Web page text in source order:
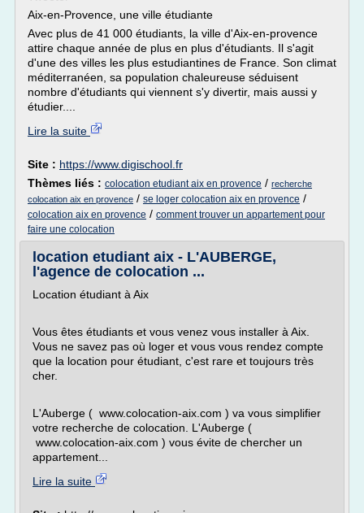
Aix-en-Provence, une ville étudiante
Avec plus de 41 000 étudiants, la ville d'Aix-en-provence
attire chaque année de plus en plus d'étudiants. Il s'agit
d'une des villes les plus estudiantines de France. Son climat
méditerranéen, sa population chaleureuse séduisent
nombre d'étudiants qui viennent s'y divertir, mais aussi y
étudier....
Lire la suite
Site : https://www.digischool.fr
Thèmes liés : colocation etudiant aix en provence / recherche
colocation aix en provence / se loger colocation aix en provence /
colocation aix en provence / comment trouver un appartement pour
faire une colocation
location etudiant aix - L'AUBERGE,
l'agence de colocation ...
Location étudiant à Aix
Vous êtes étudiants et vous venez vous installer à Aix.
Vous ne savez pas où loger et vous vous rendez compte
que la location pour étudiant, c'est rare et toujours très
cher.
L'Auberge ( www.colocation-aix.com ) va vous simplifier
votre recherche de colocation. L'Auberge (
www.colocation-aix.com ) vous évite de chercher un
appartement...
Lire la suite